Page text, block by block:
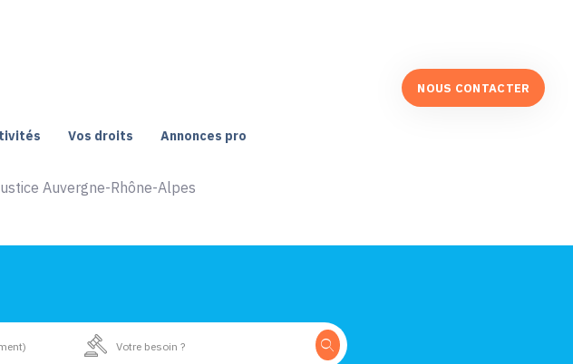
Vos droits Annonces pro
NOUS CONTACTER
Auvergne-Rhône-Alpes